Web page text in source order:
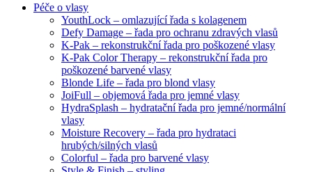
Péče o vlasy
YouthLock – omlazující řada s kolagenem
Defy Damage – řada pro ochranu zdravých vlasů
K-Pak – rekonstrukční řada pro poškozené vlasy
K-Pak Color Therapy – rekonstrukční řada pro
poškozené barvené vlasy
Blonde Life – řada pro blond vlasy
JoiFull – objemová řada pro jemné vlasy
HydraSplash – hydratační řada pro jemné/normální
vlasy
Moisture Recovery – řada pro hydrataci
hrubých/silných vlasů
Colorful – řada pro barvené vlasy